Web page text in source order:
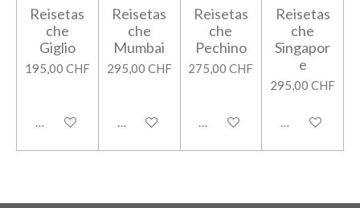
Reisetas
che
Giglio
195,00 CHF
In den Warenkorb
Reisetas
che
Mumbai
295,00 CHF
In den Warenkorb
Reisetas
che
Pechino
275,00 CHF
In den Warenkorb
Reisetas
che
Singapor
e
295,00 CHF
In den